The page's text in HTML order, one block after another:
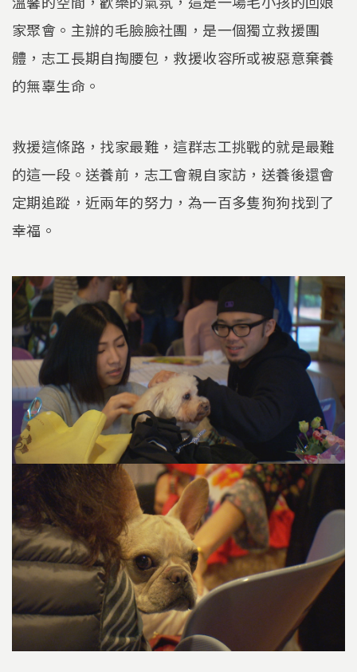
家聚會。主辦的毛臉臉社團，是一個獨立救援團
體，志工長期自掏腰包，救援收容所或被惡意棄養
的無辜生命。
救援這條路，找家最難，這群志工挑戰的就是最難
的這一段。送養前，志工會親自家訪，送養後還會
定期追蹤，近兩年的努力，為一百多隻狗狗找到了
幸福。